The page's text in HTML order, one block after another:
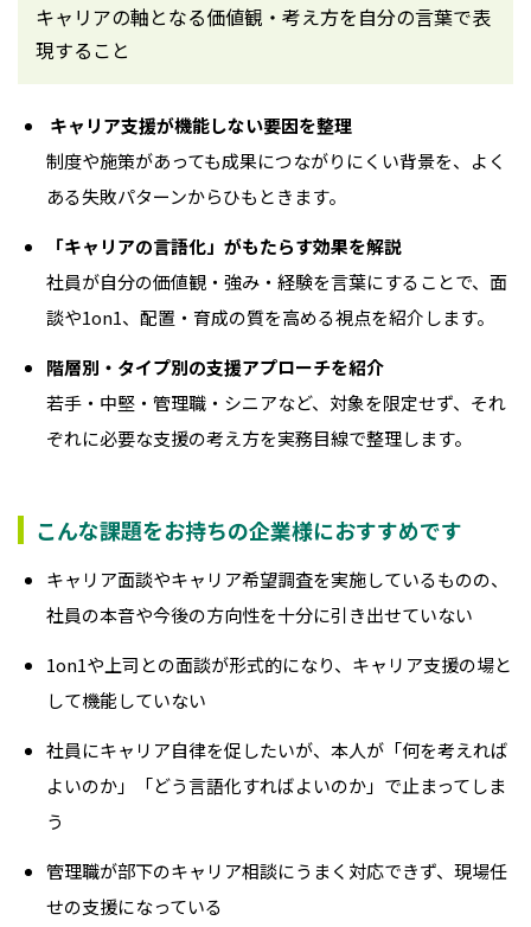
キャリアの軸となる価値観・考え方を自分の言葉で表
現すること
キャリア支援が機能しない要因を整理
制度や施策があっても成果につながりにくい背景を、よく
ある失敗パターンからひもときます。
「キャリアの言語化」がもたらす効果を解説
社員が自分の価値観・強み・経験を言葉にすることで、面
談や1on1、配置・育成の質を高める視点を紹介します。
階層別・タイプ別の支援アプローチを紹介
若手・中堅・管理職・シニアなど、対象を限定せず、それ
ぞれに必要な支援の考え方を実務目線で整理します。
こんな課題をお持ちの企業様におすすめです
キャリア面談やキャリア希望調査を実施しているものの、
社員の本音や今後の方向性を十分に引き出せていない
1on1や上司との面談が形式的になり、キャリア支援の場と
して機能していない
社員にキャリア自律を促したいが、本人が「何を考えれば
よいのか」「どう言語化すればよいのか」で止まってしま
う
管理職が部下のキャリア相談にうまく対応できず、現場任
せの支援になっている